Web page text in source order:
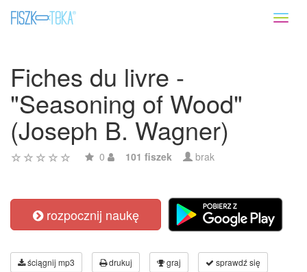
Fiches du livre -
"Seasoning of Wood"
(Joseph B. Wagner)
0 101 fiszek brak
rozpocznij naukę
ściągnij mp3 drukuj graj sprawdź się